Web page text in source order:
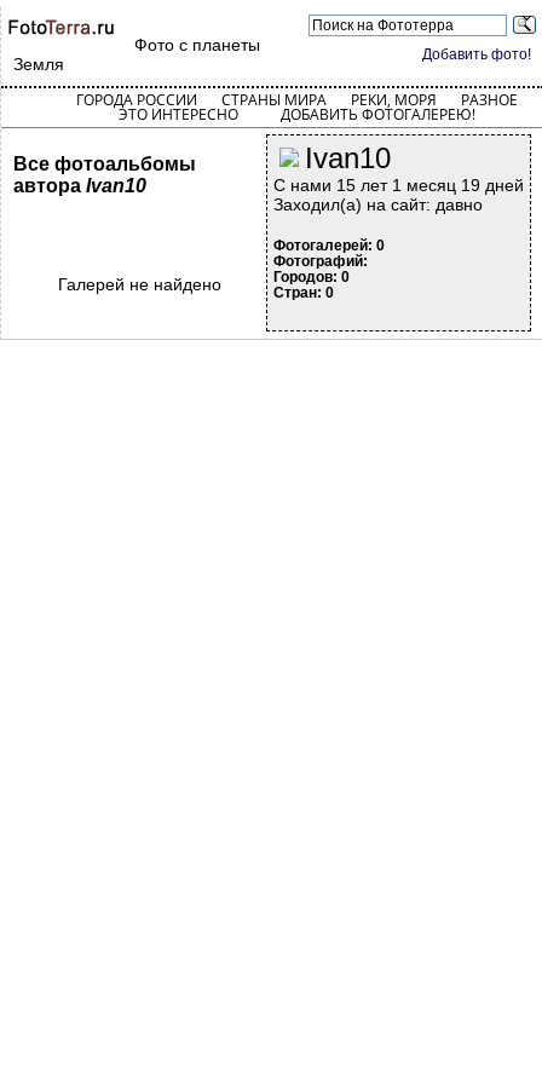
Добавить фото!
Фото с планеты
Земля
ГОРОДА РОССИИ СТРАНЫ МИРА РЕКИ, МОРЯ РАЗНОЕ
ЭТО ИНТЕРЕСНО ДОБАВИТЬ ФОТОГАЛЕРЕЮ!
Ivan10
С нами 15 лет 1 месяц 19 дней
Заходил(а) на сайт: давно
Фотогалерей: 0
Фотографий:
Городов: 0
Стран: 0
Все фотоальбомы
автора Ivan10
Галерей не найдено